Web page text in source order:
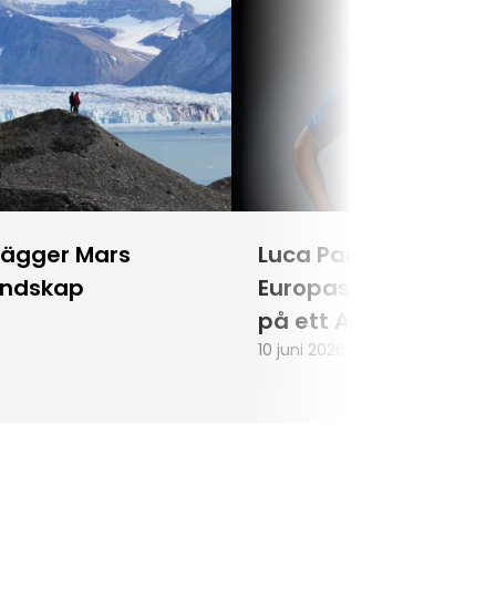
Mars
Luca Parmitano blir
Europas första
på ett
10 juni 2026